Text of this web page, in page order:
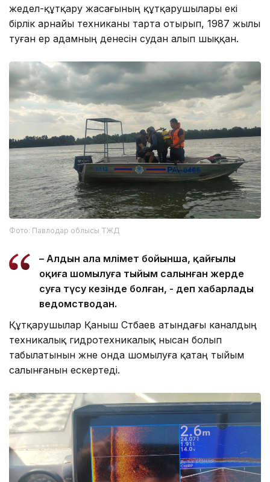
жедел-құтқару жасағының құтқарушылары екі
бірлік арнайы техниканы тарта отырып, 1987 жылы
туған ер адамның денесін судан алып шыққан.
Фото: Павлодар облысы ТЖД
– Алдын ала мәлімет бойынша, қайғылы
оқиға шомылуға тыйым салынған жерде
суға түсу кезінде болған, - деп хабарлады
ведомстводан.
Құтқарушылар Қаныш Сәтбаев атындағы каналдың
техникалық гидротехникалық нысан болып
табылатынын және онда шомылуға қатаң тыйым
салынғанын ескертеді.